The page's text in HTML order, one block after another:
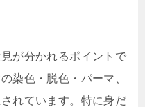
が分かれるポイントで
染色・脱色・パーマ、
れています。特に身だ